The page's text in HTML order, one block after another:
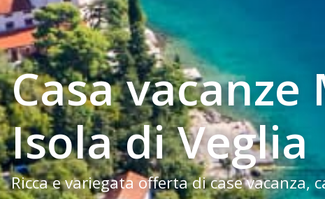
Casa vacanze
Isola di Veglia
Ricca e variegata offerta di case